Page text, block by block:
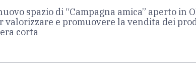
spazio di “Campagna amica” aperto in
valorizzare e promuovere la vendita dei
corta